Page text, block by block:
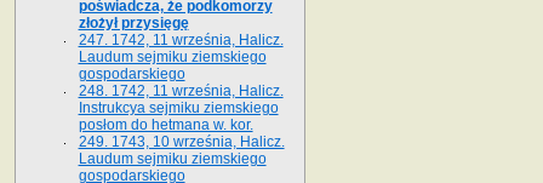
poświadcza, że podkomorzy
złożył przysięgę
247. 1742, 11 września, Halicz.
Laudum sejmiku ziemskiego
gospodarskiego
248. 1742, 11 września, Halicz.
Instrukcya sejmiku ziemskiego
posłom do hetmana w. kor.
249. 1743, 10 września, Halicz.
Laudum sejmiku ziemskiego
gospodarskiego